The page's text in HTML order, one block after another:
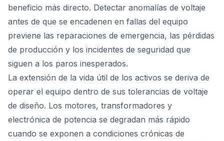
beneficio más directo. Detectar anomalías de voltaje
antes de que se encadenen en fallas del equipo
previene las reparaciones de emergencia, las pérdidas
de producción y los incidentes de seguridad que
siguen a los paros inesperados.
La extensión de la vida útil de los activos se deriva de
operar el equipo dentro de sus tolerancias de voltaje
de diseño. Los motores, transformadores y
electrónica de potencia se degradan más rápido
cuando se exponen a condiciones crónicas de